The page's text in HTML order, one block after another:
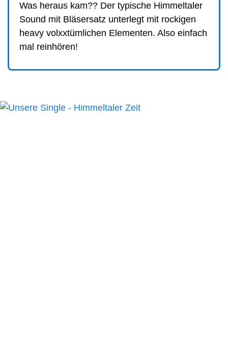
Was heraus kam?? Der typische Himmeltaler
Sound mit Bläsersatz unterlegt mit rockigen
heavy volxxtümlichen Elementen. Also einfach
mal reinhören!